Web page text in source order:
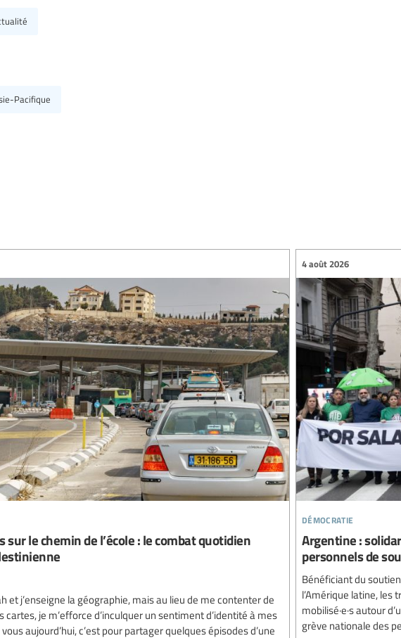
Pacifique
le chemin de l’école : le combat quotidien
et j’enseigne la géographie, mais au lieu de me contenter de
je m’efforce d’inculquer un sentiment d’identité à mes
aujourd’hui, c’est pour partager quelques épisodes d’une
démocratie
4 août 2026
Argentine :
personnels de
Bénéficiant du
l’Amérique latine, les
mobilisé·e·s autour
grève nationale des